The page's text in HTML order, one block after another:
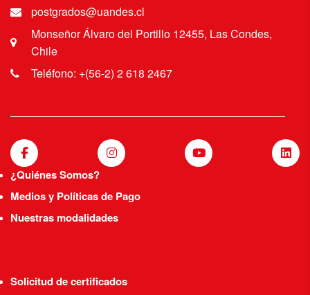
postgrados@uandes.cl
Monseñor Álvaro del Portillo 12455, Las Condes,
Chile
Teléfono: +(56-2) 2 618 2467
¿Quiénes Somos?
Medios y Políticas de Pago
Nuestras modalidades
Solicitud de certificados